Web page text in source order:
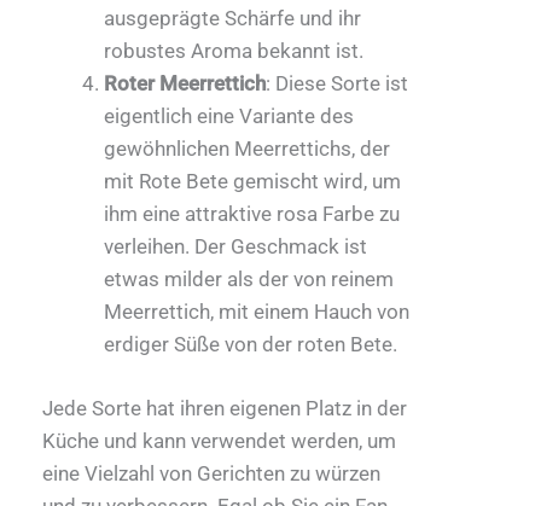
ausgeprägte Schärfe und ihr
robustes Aroma bekannt ist.
Roter Meerrettich: Diese Sorte ist
eigentlich eine Variante des
gewöhnlichen Meerrettichs, der
mit Rote Bete gemischt wird, um
ihm eine attraktive rosa Farbe zu
verleihen. Der Geschmack ist
etwas milder als der von reinem
Meerrettich, mit einem Hauch von
erdiger Süße von der roten Bete.
Jede Sorte hat ihren eigenen Platz in der
Küche und kann verwendet werden, um
eine Vielzahl von Gerichten zu würzen